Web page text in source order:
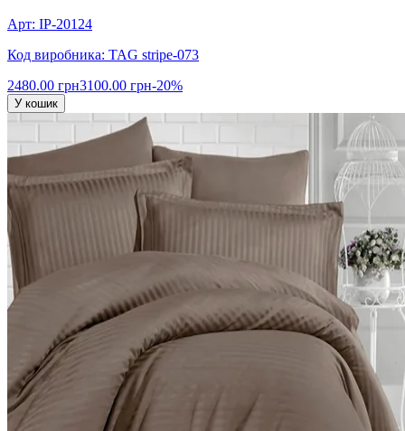
Арт: IP-20124
Код виробника: TAG stripe-073
2480.00 грн3100.00 грн-20%
У кошик